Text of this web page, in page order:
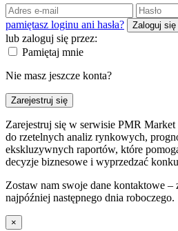
pamiętasz loginu ani hasła?
Zaloguj się
lub zaloguj się przez:
Pamiętaj mnie
Nie masz jeszcze konta?
Zarejestruj się
Zarejestruj się w serwisie PMR
do rzetelnych analiz rynkowych,
ekskluzywnych raportów, które
decyzje biznesowe i wyprzedzać
Zostaw nam swoje dane kontaktowe
najpóźniej następnego dnia roboczego.
×